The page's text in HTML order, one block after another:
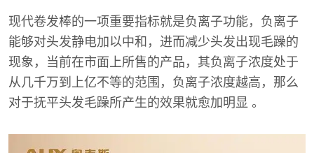
现代卷发棒的一项重要指标就是负离子功能，负离子
能够对头发静电加以中和，进而减少头发出现毛躁的
现象，当前在市面上所售的产品，其负离子浓度处于
从几千万到上亿不等的范围，负离子浓度越高，那么
对于抚平头发毛躁所产生的效果就愈加明显 。